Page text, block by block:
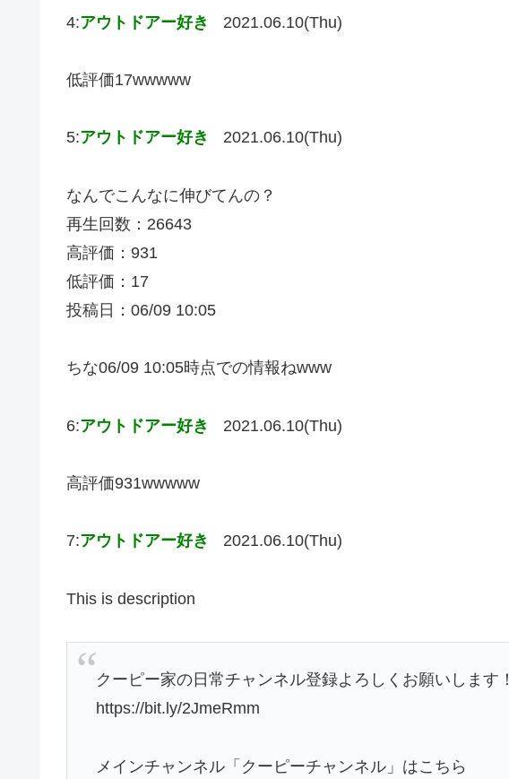
4:アウトドアー好き 2021.06.10(Thu)
低評価17wwwww
5:アウトドアー好き 2021.06.10(Thu)
なんでこんなに伸びてんの？
再生回数：26643
高評価：931
低評価：17
投稿日：06/09 10:05
ちな06/09 10:05時点での情報ねwww
6:アウトドアー好き 2021.06.10(Thu)
高評価931wwwww
7:アウトドアー好き 2021.06.10(Thu)
This is description
クーピー家の日常チャンネル登録よろしくお願いします！
https://bit.ly/2JmeRmm
メインチャンネル「クーピーチャンネル」はこちら